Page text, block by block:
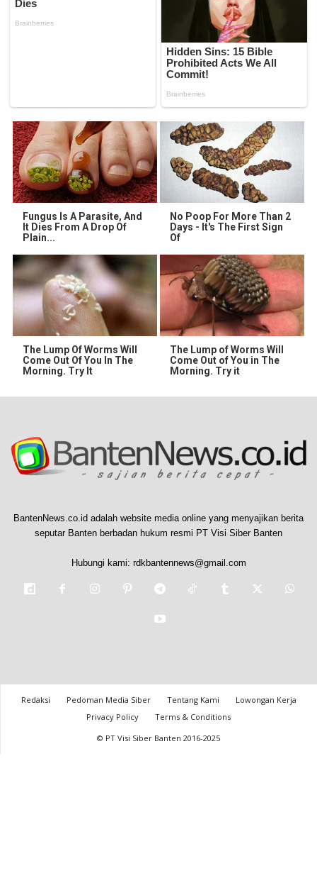
Fungus Is A Parasite, And
It Dies From A Drop Of
Plain...
No Poop For More Than 2
Days - It's The First Sign
Of
The Lump Of Worms Will
Come Out Of You In The
Morning. Try It
The Lump of Worms Will
Come Out of You in The
Morning. Try it
BantenNews.co.id adalah website media online yang menyajikan berita
seputar Banten berbadan hukum resmi PT Visi Siber Banten
Hubungi kami: rdkbantennews@gmail.com
Redaksi Pedoman Media Siber Tentang Kami
Lowongan Kerja
Privacy Policy
Terms & Conditions
© PT Visi Siber Banten 2016-2025